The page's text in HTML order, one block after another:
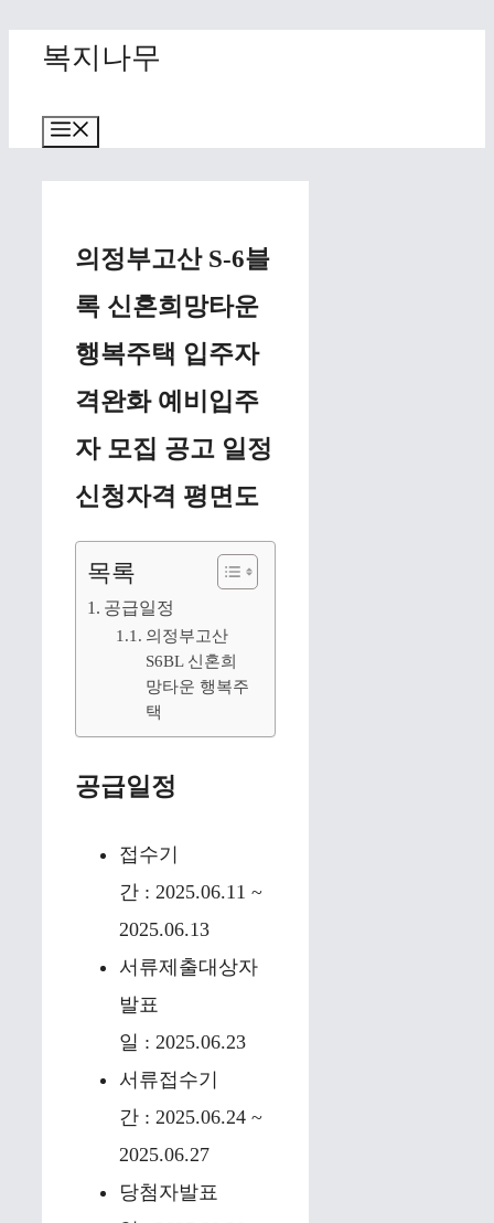
content
복지나무
의정부고산 S-6블
록 신혼희망타운
행복주택 입주자
격완화 예비입주
자 모집 공고 일정
신청자격 평면도
목록
공급일정
의정부고산
S6BL 신혼희
망타운 행복주
택
공급일정
접수기
간 : 2025.06.11 ~
2025.06.13
서류제출대상자
발표
일 : 2025.06.23
서류접수기
간 : 2025.06.24 ~
2025.06.27
당첨자발표